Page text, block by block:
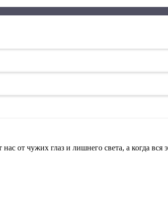
чужих глаз и лишнего света, а когда вся